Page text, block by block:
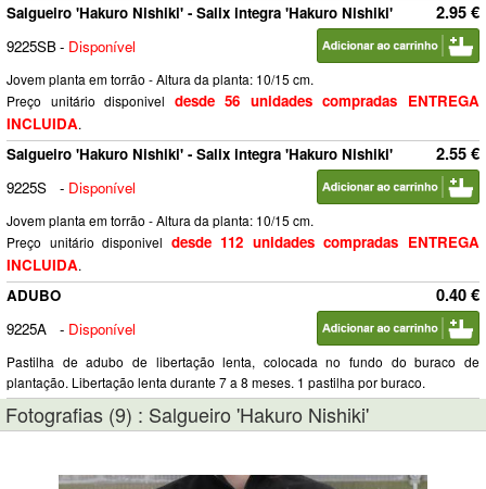
2.95 €
Salgueiro 'Hakuro Nishiki' - Salix integra 'Hakuro Nishiki'
9225SB- Disponível
Jovem planta em torrão - Altura da planta: 10/15 cm.
Preço unitário disponivel desde 56 unidades compradas ENTREGA
INCLUIDA.
2.55 €
Salgueiro 'Hakuro Nishiki' - Salix integra 'Hakuro Nishiki'
9225S
- Disponível
Jovem planta em torrão - Altura da planta: 10/15 cm.
Preço unitário disponivel desde 112 unidades compradas ENTREGA
INCLUIDA.
0.40 €
ADUBO
9225A
- Disponível
Pastilha de adubo de libertação lenta, colocada no fundo do buraco de
plantação. Libertação lenta durante 7 a 8 meses. 1 pastilha por buraco.
Fotografias (9) : Salgueiro 'Hakuro Nishiki'